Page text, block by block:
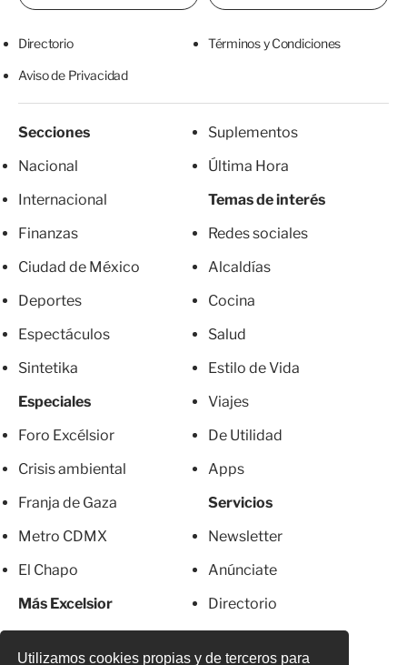
Utilizamos cookies propias y de terceros para
Directorio Términos y Condiciones
Aviso de Privacidad
Secciones
Nacional
Internacional
Finanzas
Ciudad de México
Deportes
Espectáculos
Sintetika
Especiales
Foro Excélsior
Crisis ambiental
Franja de Gaza
Metro CDMX
El Chapo
Más Excelsior
Suplementos
Última Hora
Temas de interés
Redes sociales
Alcaldías
Cocina
Salud
Estilo de Vida
Viajes
De Utilidad
Apps
Servicios
Newsletter
Anúnciate
Directorio